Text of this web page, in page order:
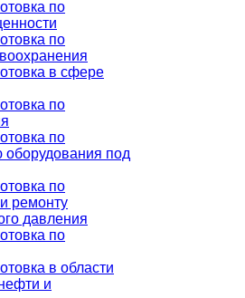
по
по
в сфере
по
по
оборудования под
по
ремонту
давления
по
в области
и